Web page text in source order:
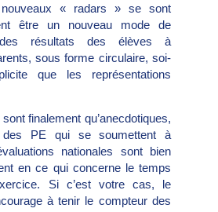
« radars » se sont
être un nouveau mode de
des résultats des élèves à
sous forme circulaire, soi-
que les représentations
finalement qu’anecdotiques,
des PE qui se soumettent à
nationales sont bien
en ce qui concerne le temps
Si c’est votre cas, le
à tenir le compteur des